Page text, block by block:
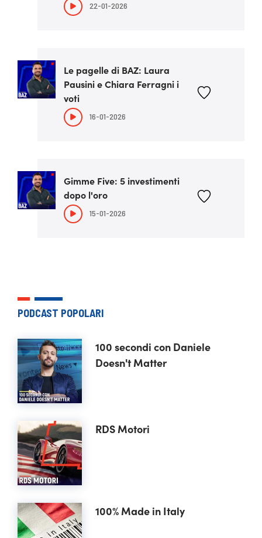
22-01-2026
Le pagelle di BAZ: Laura
Pausini e Chiara Ferragni i
voti
16-01-2026
Gimme Five: 5 investimenti
dopo l'oro
15-01-2026
PODCAST POPOLARI
100 secondi con Daniele
Doesn't Matter
RDS Motori
100% Made in Italy